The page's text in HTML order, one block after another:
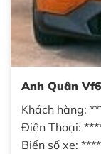
Anh Quân
Khách hàng:
Điện Thoại:
Biển số xe: